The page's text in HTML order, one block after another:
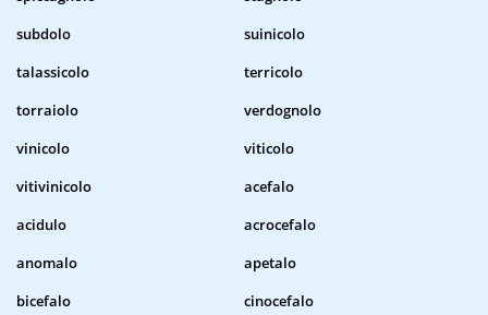
subdolo
suinicolo
talassicolo
terricolo
torraiolo
verdognolo
vinicolo
viticolo
vitivinicolo
acefalo
acidulo
acrocefalo
anomalo
apetalo
bicefalo
cinocefalo